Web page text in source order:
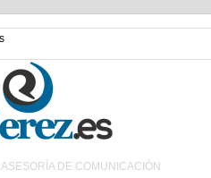
ASESORÍA DE COMUNICACIÓN